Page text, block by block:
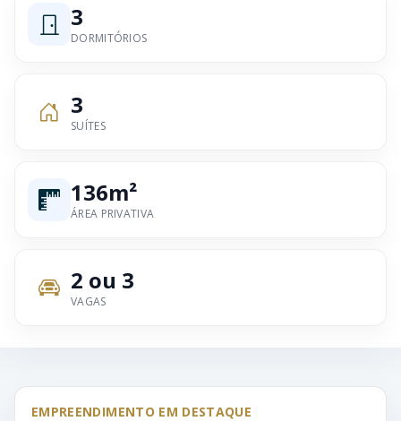
3
DORMITÓRIOS
3
SUÍTES
136m²
ÁREA PRIVATIVA
2 ou 3
VAGAS
EMPREENDIMENTO EM DESTAQUE